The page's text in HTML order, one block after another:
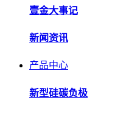
壹金大事记
新闻资讯
产品中心
新型硅碳负极